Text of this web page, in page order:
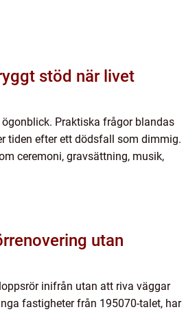
Praktiska frågor blandas
tiden efter ett dödsfall som dimmig.
ceremoni, gravsättning, musik,
utan
inifrån utan att riva väggar
fastigheter från 195070-talet, har